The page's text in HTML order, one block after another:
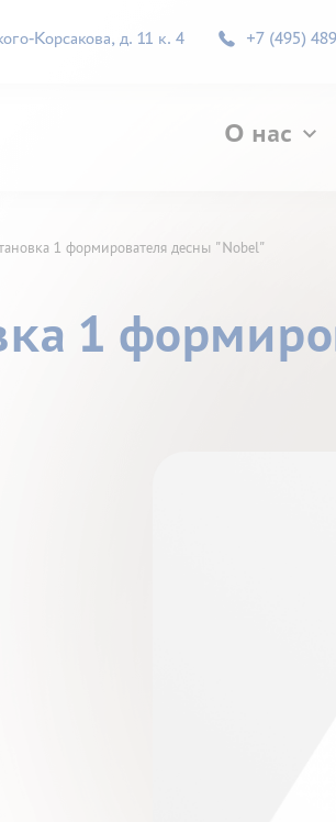
Корсакова, д. 11 к. 4 +7 (495)
О нас
1 формирователя десны "Nobel"
1